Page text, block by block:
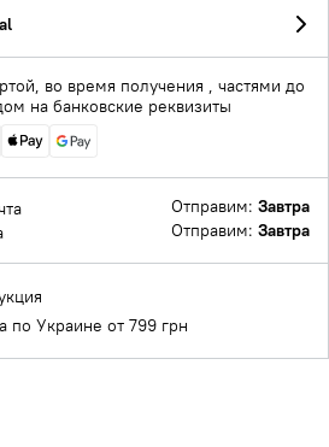
во время получения , частями до
на банковские реквизиты
Отправим: Завтра
Отправим: Завтра
по Украине от 799 грн